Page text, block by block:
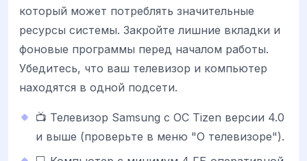
который может потреблять значительные
ресурсы системы. Закройте лишние вкладки и
фоновые программы перед началом работы.
Убедитесь, что ваш телевизор и компьютер
находятся в одной подсети.
📺 Телевизор Samsung с ОС Tizen версии 4.0
и выше (проверьте в меню "О телевизоре").